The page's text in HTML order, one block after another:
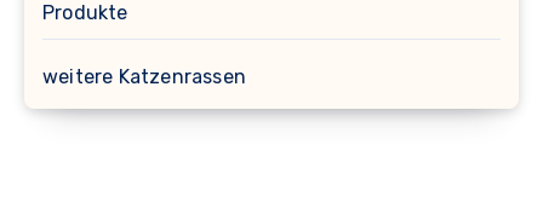
Produkte
weitere Katzenrassen